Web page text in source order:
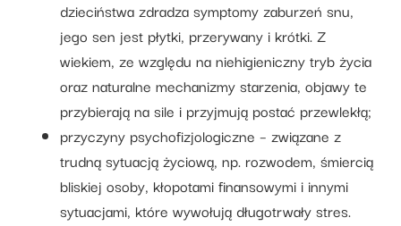
dzieciństwa zdradza symptomy zaburzeń snu,
jego sen jest płytki, przerywany i krótki. Z
wiekiem, ze względu na niehigieniczny tryb życia
oraz naturalne mechanizmy starzenia, objawy te
przybierają na sile i przyjmują postać przewlekłą;
przyczyny psychofizjologiczne – związane z
trudną sytuacją życiową, np. rozwodem, śmiercią
bliskiej osoby, kłopotami finansowymi i innymi
sytuacjami, które wywołują długotrwały stres.